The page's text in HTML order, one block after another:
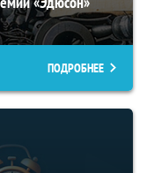
ПОДРОБНЕЕ